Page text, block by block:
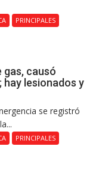
PRINCIPALES
gas, causó
hay lesionados y
se registró
PRINCIPALES